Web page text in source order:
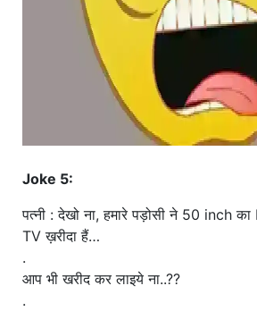
Joke 5:
पत्नी : देखो ना, हमारे पड़ोसी ने 50 inch का
TV ख़रीदा हैं…
.
आप भी खरीद कर लाइये ना..??
.